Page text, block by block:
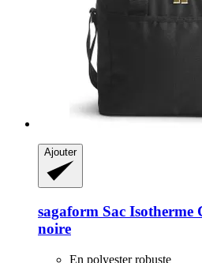
Ajouter
sagaform Sac
noire
En polyester robuste